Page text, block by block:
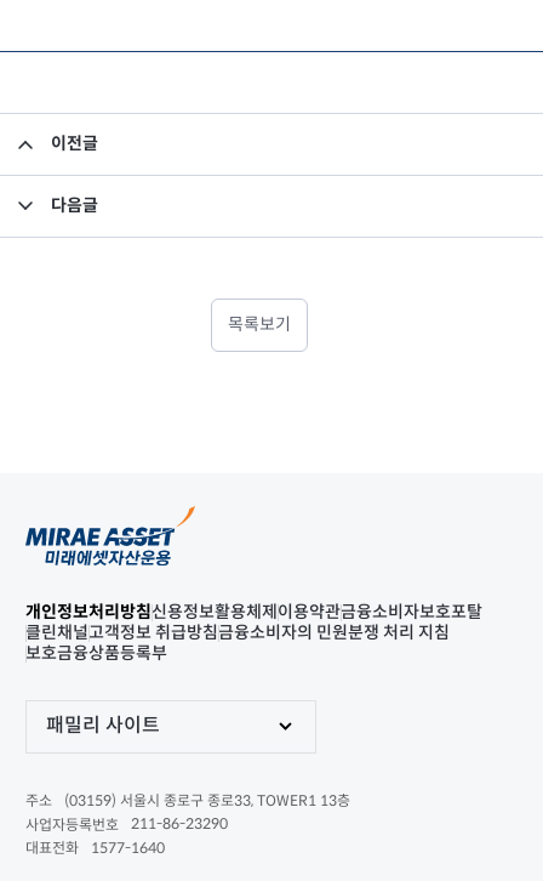
이전글
다음글
목록보기
개인정보처리방침신용정보활용체제 이용약관금융소비자보호포탈
클린채널고객정보 취급방침금융소비자의 민원분쟁 처리 지침
보호금융상품등록부
패밀리 사이트
주소
(03159) 서울시 종로구 종로33, TOWER1 13층
사업자등록번호
211-86-23290
대표전화
1577-1640